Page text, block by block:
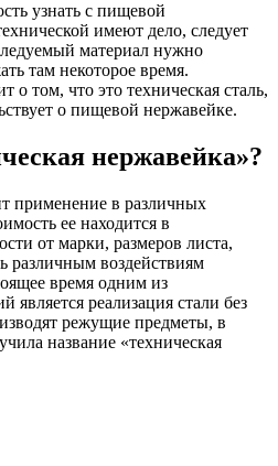
узнать с пищевой
имеют дело, следует
материал нужно
там некоторое время.
о том, что это техническая сталь,
о пищевой нержавейке.
нержавейка»?
применение в различных
ее находится в
от марки, размеров листа,
различным воздействиям
время одним из
является реализация стали без
режущие предметы, в
название «техническая